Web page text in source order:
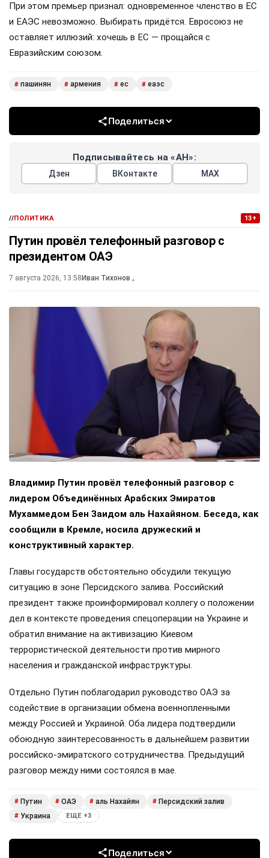
При этом премьер признал: одновременное членство в ЕС
и ЕАЭС невозможно. Выбирать придётся. Евросоюз не
оставляет иллюзий: хочешь в ЕС — прощайся с
Евразийским союзом.
# пашинян # армения # ес # еаэс
Поделиться
Подписывайтесь на «АН»:
Дзен ВКонтакте МАХ
//ПОЛИТИКА 13+
Путин провёл телефонный разговор с
президентом ОАЭ
7 августа 2026, 13:58 Иван Тихонов ,
Владимир Путин провёл телефонный разговор с
лидером Объединённых Арабских Эмиратов
Мухаммедом Бен Заидом аль Нахайяном. Беседа, как
сообщили в Кремле, носила дружеский и
конструктивный характер.
Главы государств обстоятельно обсудили текущую
ситуацию в зоне Персидского залива. Российский
президент также проинформировал коллегу о положении
дел в контексте проведения спецоперации на Украине и
обратил внимание на активизацию Киевом
террористической деятельности против мирного
населения и гражданской инфраструктуры.
Отдельно Путин поблагодарил руководство ОАЭ за
содействие в организации обмена военнопленными
между Россией и Украиной. Оба лидера подтвердили
обоюдную заинтересованность в дальнейшем развитии
российско-эмиратского сотрудничества. Предыдущий
разговор между ними состоялся в мае.
# Путин # ОАЭ # аль Нахайян # Персидский залив
# Украина ЕЩЕ +3
Поделиться